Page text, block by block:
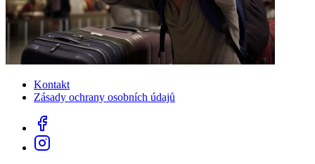
Kontakt
Zásady ochrany osobních údajů